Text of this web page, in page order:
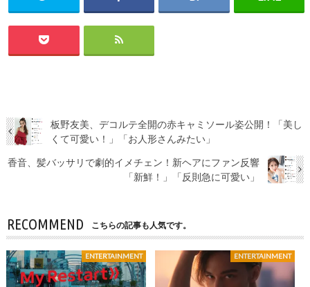
板野友美、デコルテ全開の赤キャミソール姿公開！「美し
くて可愛い！」「お人形さんみたい」
香音、髪バッサリで劇的イメチェン！新ヘアにファン反響
「新鮮！」「反則急に可愛い」
RECOMMEND こちらの記事も人気です。
ENTERTAINMENT ENTERTAINMENT